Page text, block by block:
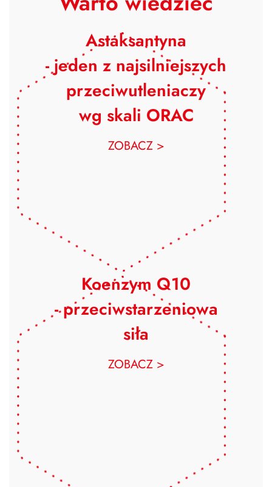
Astaksantyna
- jeden z najsilniejszych
przeciwutleniaczy
wg skali ORAC
ZOBACZ >
Koenzym Q10
- przeciwstarzeniowa
siła
ZOBACZ >